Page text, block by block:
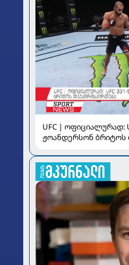
UFC | ოფიციალურად:
ჟოანდერსონ ბრიტოს